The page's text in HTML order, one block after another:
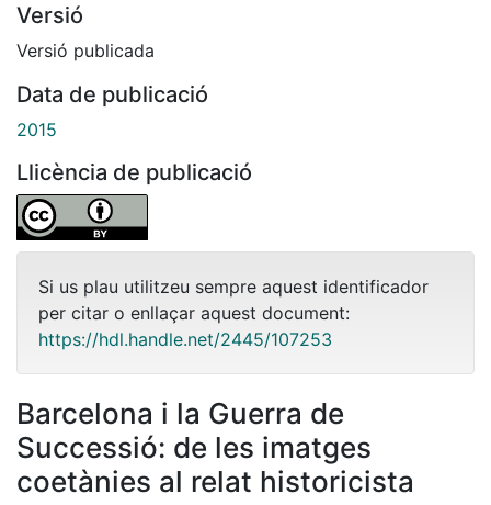
Versió
Versió publicada
Data de publicació
2015
Llicència de publicació
Si us plau utilitzeu sempre aquest identificador
per citar o enllaçar aquest document:
https://hdl.handle.net/2445/107253
Barcelona i la Guerra de
Successió: de les imatges
coetànies al relat historicista